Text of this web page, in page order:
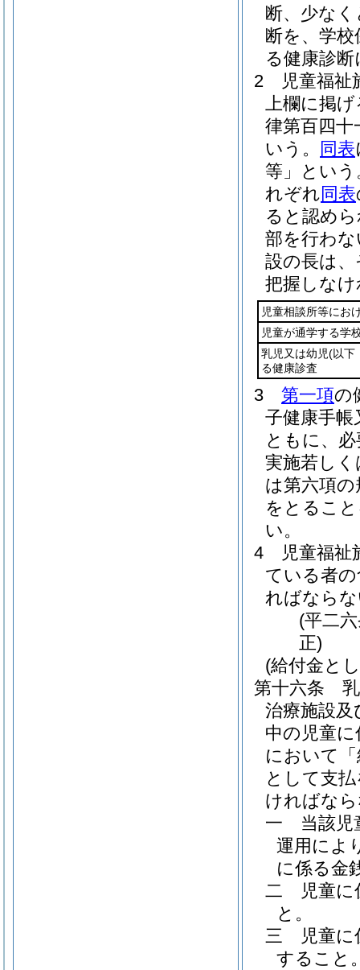
断、少な
断を、学
る健康診
2
児童福祉
上欄に掲
律第百四十
いう。
同表
等」という
れぞれ同表
ると認め
部を行わ
設の長は
把握しな
児童相談所等にお
児童が通学する学
乳児又は幼児(以下
る健康診査
3 第一項の
子健康手
ともに、
実施若し
は第六項
をとるこ
い。
4
児童福
ている者
ればなら
(平二
正)
(給付金と
第十六条
治療施設及
中の児童
において
として支
ければな
一
当該
運用によ
に係る金
二
児童
と。
三
児童
すること